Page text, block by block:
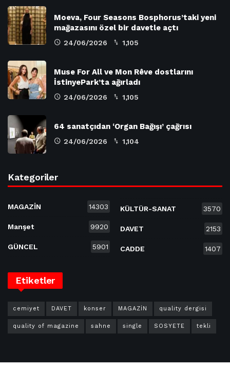
Moeva, Four Seasons Bosphorus’taki yeni
mağazasını özel bir davetle açtı
24/06/2026 1,105
Muse For All ve Mon Rêve dostlarını
İstinyePark’ta ağırladı
24/06/2026 1,105
64 sanatçıdan ‘Organ Bağışı’ çağrısı
24/06/2026 1,104
Kategoriler
MAGAZİN 14303
Manşet 9920
GÜNCEL 5901
KÜLTÜR-SANAT 3570
DAVET 2153
CADDE 1407
Etiketler
cemiyet DAVET konser MAGAZİN quality dergisi
quality of magazine sahne single SOSYETE tekli